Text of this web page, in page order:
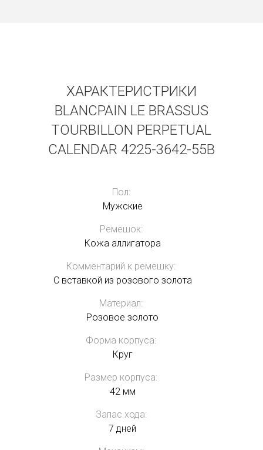
ХАРАКТЕРИСТРИКИ
BLANCPAIN LE BRASSUS
TOURBILLON PERPETUAL
CALENDAR 4225-3642-55B
Пол:
Мужские
Ремешок:
Кожа аллигатора
Комментарий к ремешку:
С вставкой из розового золота
Материал:
Розовое золото
Форма корпуса:
Круг
Размер корпуса:
42 мм
Запас хода:
7 дней